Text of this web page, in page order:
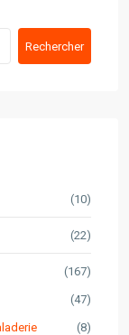
Rechercher
(10)
(22)
(167)
(47)
(8)